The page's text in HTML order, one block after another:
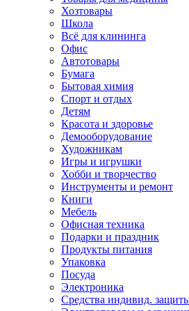
Хозтовары
Школа
Всё для клининга
Офис
Автотовары
Бумага
Бытовая химия
Спорт и отдых
Детям
Красота и здоровье
Демооборудование
Художникам
Игры и игрушки
Хобби и творчество
Инструменты и ремонт
Книги
Мебель
Офисная техника
Подарки и праздник
Продукты питания
Упаковка
Посуда
Электроника
Средства индивид.